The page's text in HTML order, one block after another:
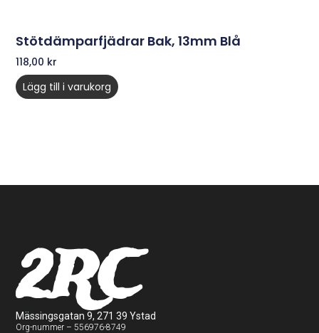
Stötdämparfjädrar Bak, 13mm Blå
118,00 kr
Lägg till i varukorg
2RC
Mässingsgatan 9, 271 39 Ystad
Org-nummer – 556976-8749